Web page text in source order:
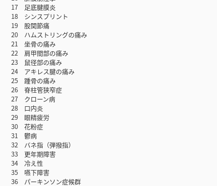
17 足底腱膜炎
18 シンスプリント
19 股関節痛
20 ハムストリングの痛み
21 坐骨の痛み
22 肩甲間部の痛み
23 鼠径部の痛み
24 アキレス腱の痛み
25 踵骨の痛み
26 脊柱管狭窄症
27 クローン病
28 口内炎
29 眼精疲労
30 花粉症
31 鬱病
32 バネ指（弾撥指）
33 更年期障害
34 冷え性
35 嚥下障害
36 パーキンソン症候群